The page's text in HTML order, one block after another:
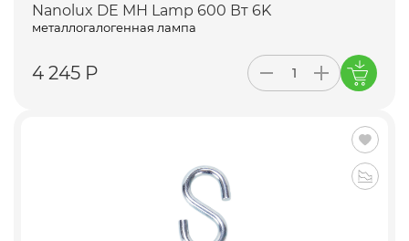
Nanolux DE MH Lamp 600 Вт 6K
металлогалогенная лампа
4 245 Р